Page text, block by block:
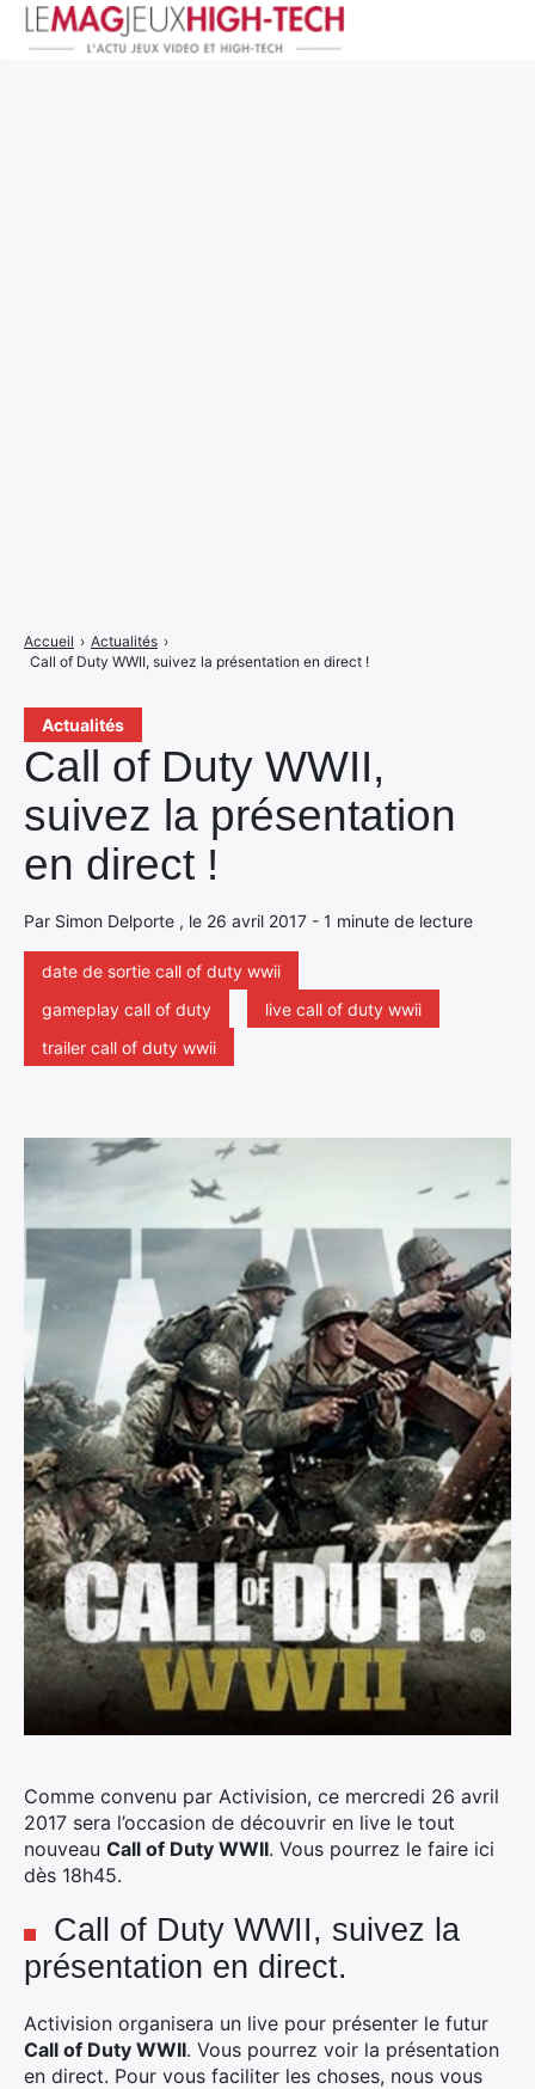
Actualités
Call of Duty WWII,
suivez la présentation
en direct !
Par Simon Delporte , le 26 avril 2017 - 1 minute de lecture
date de sortie call of duty wwii
gameplay call of duty
live call of duty wwii
trailer call of duty wwii
Accueil › Actualités ›
Call of Duty WWII, suivez la présentation en direct !
Comme convenu par Activision, ce mercredi 26 avril
2017 sera l’occasion de découvrir en live le tout
nouveau Call of Duty WWII. Vous pourrez le faire ici
dès 18h45.
Call of Duty WWII, suivez la
présentation en direct.
Activision organisera un live pour présenter le futur
Call of Duty WWII. Vous pourrez voir la présentation
en direct. Pour vous faciliter les choses, nous vous